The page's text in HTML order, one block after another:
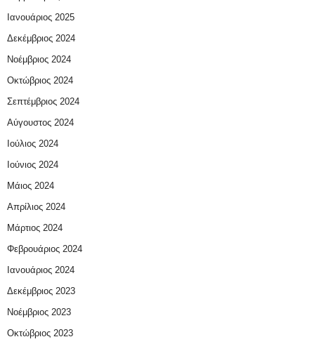
Ιανουάριος 2025
Δεκέμβριος 2024
Νοέμβριος 2024
Οκτώβριος 2024
Σεπτέμβριος 2024
Αύγουστος 2024
Ιούλιος 2024
Ιούνιος 2024
Μάιος 2024
Απρίλιος 2024
Μάρτιος 2024
Φεβρουάριος 2024
Ιανουάριος 2024
Δεκέμβριος 2023
Νοέμβριος 2023
Οκτώβριος 2023